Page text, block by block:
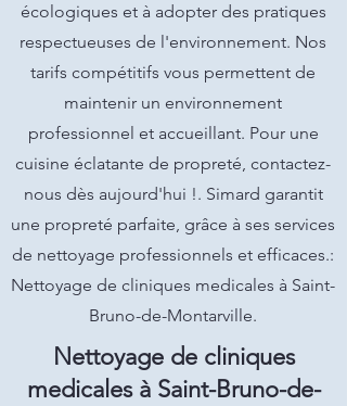
écologiques et à adopter des pratiques
respectueuses de l'environnement. Nos
tarifs compétitifs vous permettent de
maintenir un environnement
professionnel et accueillant. Pour une
cuisine éclatante de propreté, contactez-
nous dès aujourd'hui !. Simard garantit
une propreté parfaite, grâce à ses services
de nettoyage professionnels et efficaces.:
Nettoyage de cliniques medicales à Saint-
Bruno-de-Montarville.
Nettoyage de cliniques
medicales à Saint-Bruno-de-